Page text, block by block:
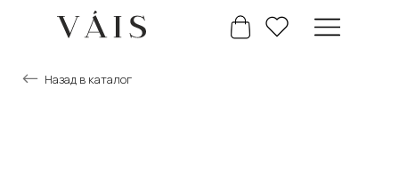
Назад в каталог